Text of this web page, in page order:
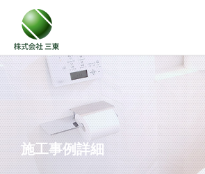
施工事例詳細